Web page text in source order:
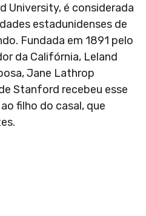
University, é considerada
estadunidenses de
Fundada em 1891 pelo
da Califórnia, Leland
Jane Lathrop
Stanford recebeu esse
filho do casal, que